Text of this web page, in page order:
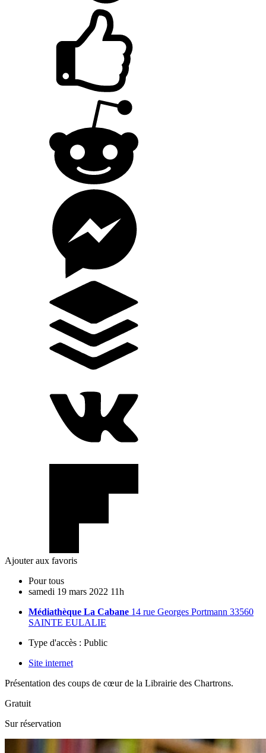
Ajouter aux favoris
Pour tous
samedi 19 mars 2022 11h
Médiathèque La Cabane 14 rue Georges Portmann 33560
SAINTE EULALIE
Type d'accès : Public
Site internet
Présentation des coups de cœur de la Librairie des Chartrons.
Gratuit
Sur réservation